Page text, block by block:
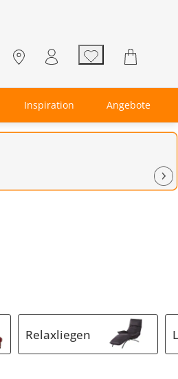
Inspiration Angebote
Relaxliegen